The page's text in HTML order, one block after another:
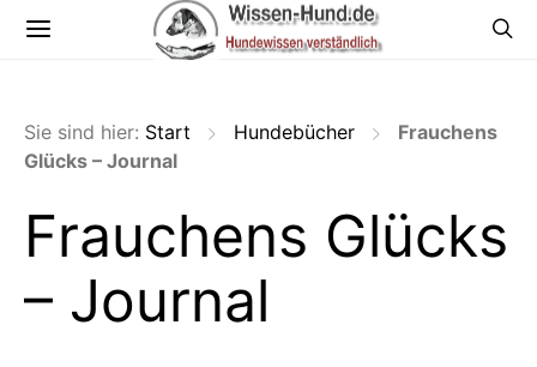
Sie sind hier: Start Hundebücher
Frauchens
Glücks – Journal
Frauchens Glücks
– Journal